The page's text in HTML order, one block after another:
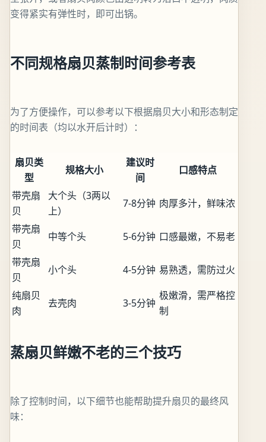
变得紧实有弹性时，即可出锅。
不同规格扇贝蒸制时间参考表
为了方便操作，可以参考以下根据扇贝大小和形态制定
的时间表（均以水开后计时）：
扇贝类
型
规格大小
建议时
间
口感特点
带壳扇
贝
大个头（3两以
上）
7-8分钟 肉厚多汁，鲜味浓
带壳扇
贝
中等个头 5-6分钟 口感最嫩，不易老
带壳扇
贝
小个头 4-5分钟 易熟透，需防过火
纯扇贝
肉
去壳肉 3-5分钟
极嫩滑，需严格控
制
蒸扇贝鲜嫩不老的三个技巧
除了控制时间，以下细节也能帮助提升扇贝的最终风
味：